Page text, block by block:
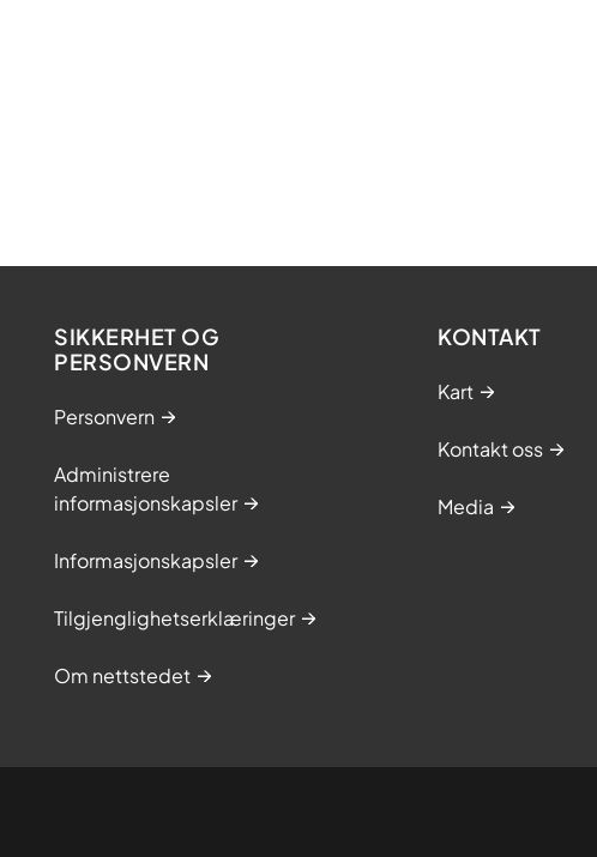
SIKKERHET OG
PERSONVERN
Personvern
Administrere
informasjonskapsler
Informasjonskapsler
Tilgjenglighetserklæringer
Om nettstedet
KONTAKT
Kart
Kontakt oss
Media